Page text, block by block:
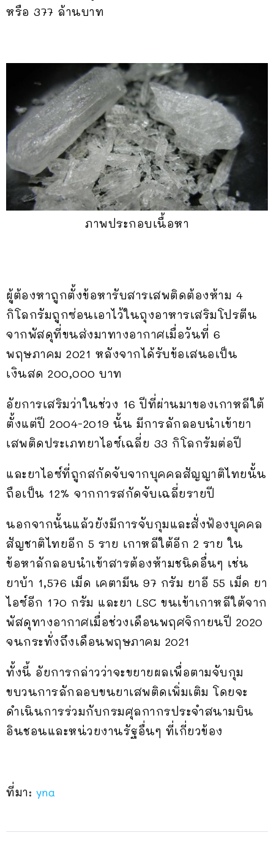
หรือ 377 ล้านบาท
ภาพประกอบเนื้อหา
ผู้ต้องหาถูกตั้งข้อหารับสารเสพติดต้องห้าม 4
กิโลกรัมถูกซ่อนเอาไว้ในถุงอาหารเสริมโปรตีน
จากพัสดุที่ขนส่งมาทางอากาศเมื่อวันที่ 6
พฤษภาคม 2021 หลังจากได้รับข้อเสนอเป็น
เงินสด 200,000 บาท
อัยการเสริมว่าในช่วง 16 ปีที่ผ่านมาของเกาหลีใต้
ตั้งแต่ปี 2004-2019 นั้น มีการลักลอบนำเข้ายา
เสพติดประเภทยาไอซ์เฉลี่ย 33 กิโลกรัมต่อปี
และยาไอซ์ที่ถูกสกัดจับจากบุคคลสัญญาติไทยนั้น
ถือเป็น 12% จากการสกัดจับเฉลี่ยรายปี
นอกจากนั้นแล้วยังมีการจับกุมและสั่งฟ้องบุคคล
สัญชาติไทยอีก 5 ราย เกาหลีใต้อีก 2 ราย ใน
ข้อหาลักลอบนำเข้าสารต้องห้ามชนิดอื่นๆ เช่น
ยาบ้า 1,576 เม็ด เคตามีน 97 กรัม ยาอี 55 เม็ด ยา
ไอซ์อีก 170 กรัม และยา LSC ขนเข้าเกาหลีใต้จาก
พัสดุทางอากาศเมื่อช่วงเดือนพฤศจิกายนปี 2020
จนกระทั่งถึงเดือนพฤษภาคม 2021
ทั้งนี้ อัยการกล่าวว่าจะขยายผลเพื่อตามจับกุม
ขบวนการลักลอบขนยาเสพติดเพิ่มเติม โดยจะ
ดำเนินการร่วมกับกรมศุลกากรประจำสนามบิน
อินชอนและหน่วยงานรัฐอื่นๆ ที่เกี่ยวข้อง
ที่มา: yna